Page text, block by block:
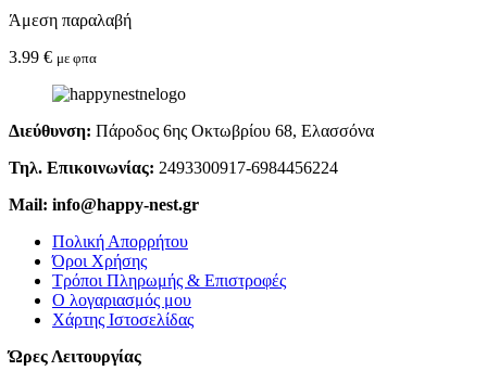
Άμεση παραλαβή
3.99 € με φπα
Διεύθυνση: Πάροδος 6ης Οκτωβρίου 68, Ελασσόνα
Τηλ. Επικοινωνίας: 2493300917-6984456224
Mail: info@happy-nest.gr
Πολική Απορρήτου
Όροι Χρήσης
Τρόποι Πληρωμής & Επιστροφές
Ο λογαριασμός μου
Χάρτης Ιστοσελίδας
Ώρες Λειτουργίας